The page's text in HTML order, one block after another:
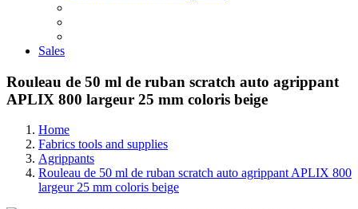
Sales
Rouleau de 50 ml de ruban scratch auto agrippant
APLIX 800 largeur 25 mm coloris beige
Home
Fabrics tools and supplies
Agrippants
Rouleau de 50 ml de ruban scratch auto agrippant APLIX 800
largeur 25 mm coloris beige